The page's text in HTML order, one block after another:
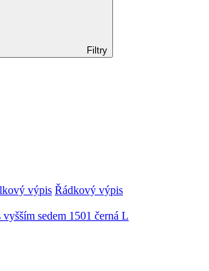
Filtry
výpis Řádkový výpis